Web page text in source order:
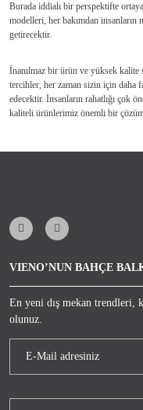
Burada iddialı bir perspektifte
modelleri, her bakımdan
getirecektir.
İnanılmaz bir ürün ve yüksek
tercihler, her zaman sizin için daha
edecektir. İnsanların rahatlığı çok
kaliteli ürünlerimiz önemli bir
VIENO’NUN BAHÇE
En yeni dış mekan trendleri,
olunuz.